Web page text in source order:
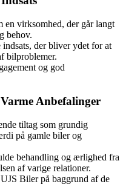
en virksomhed, der går langt
behov.
der bliver ydet for at
bilproblemer.
og god
Anbefalinger
tiltag som grundig
på gamle biler og
behandling og ærlighed fra
af varige relationer.
Biler på baggrund af de